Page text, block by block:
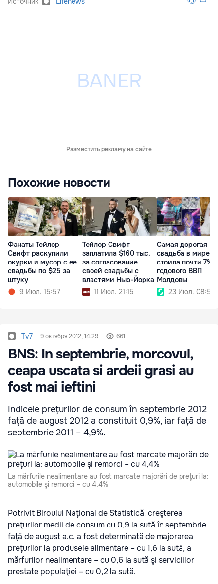
Разместить рекламу на сайте
Похожие новости
Фанаты Тейлор
Свифт раскупили
окурки и мусор с ее
свадьбы по $25 за
штуку
9 Июл. 15:57
Тейлор Свифт
заплатила $160 тыс.
за согласование
своей свадьбы с
властями Нью-Йорка
11 Июл. 21:15
Самая дорогая
свадьба в мире
стоила почти 7%
годового ВВП
Молдовы
23 Июл. 08:54
Tv7 9 октября 2012, 14:29 661
BNS: In septembrie, morcovul,
ceapa uscata si ardeii grasi au
fost mai ieftini
Indicele preţurilor de consum în septembrie 2012
faţă de august 2012 a constituit 0,9%, iar faţă de
septembrie 2011 – 4,9%.
La mărfurile nealimentare au fost marcate majorări de preţuri la:
automobile şi remorci – cu 4,4%
Potrivit Biroului Naţional de Statistică, creşterea
preţurilor medii de consum cu 0,9 la sută în septembrie
faţă de august a.c. a fost determinată de majorarea
preţurilor la produsele alimentare – cu 1,6 la sută, a
mărfurilor nealimentare – cu 0,6 la sută şi serviciilor
prestate populaţiei – cu 0,2 la sută.